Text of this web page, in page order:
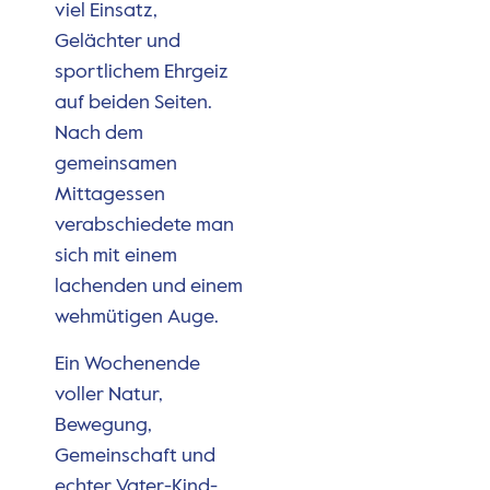
viel Einsatz,
Gelächter und
sportlichem Ehrgeiz
auf beiden Seiten.
Nach dem
gemeinsamen
Mittagessen
verabschiedete man
sich mit einem
lachenden und einem
wehmütigen Auge.
Ein Wochenende
voller Natur,
Bewegung,
Gemeinschaft und